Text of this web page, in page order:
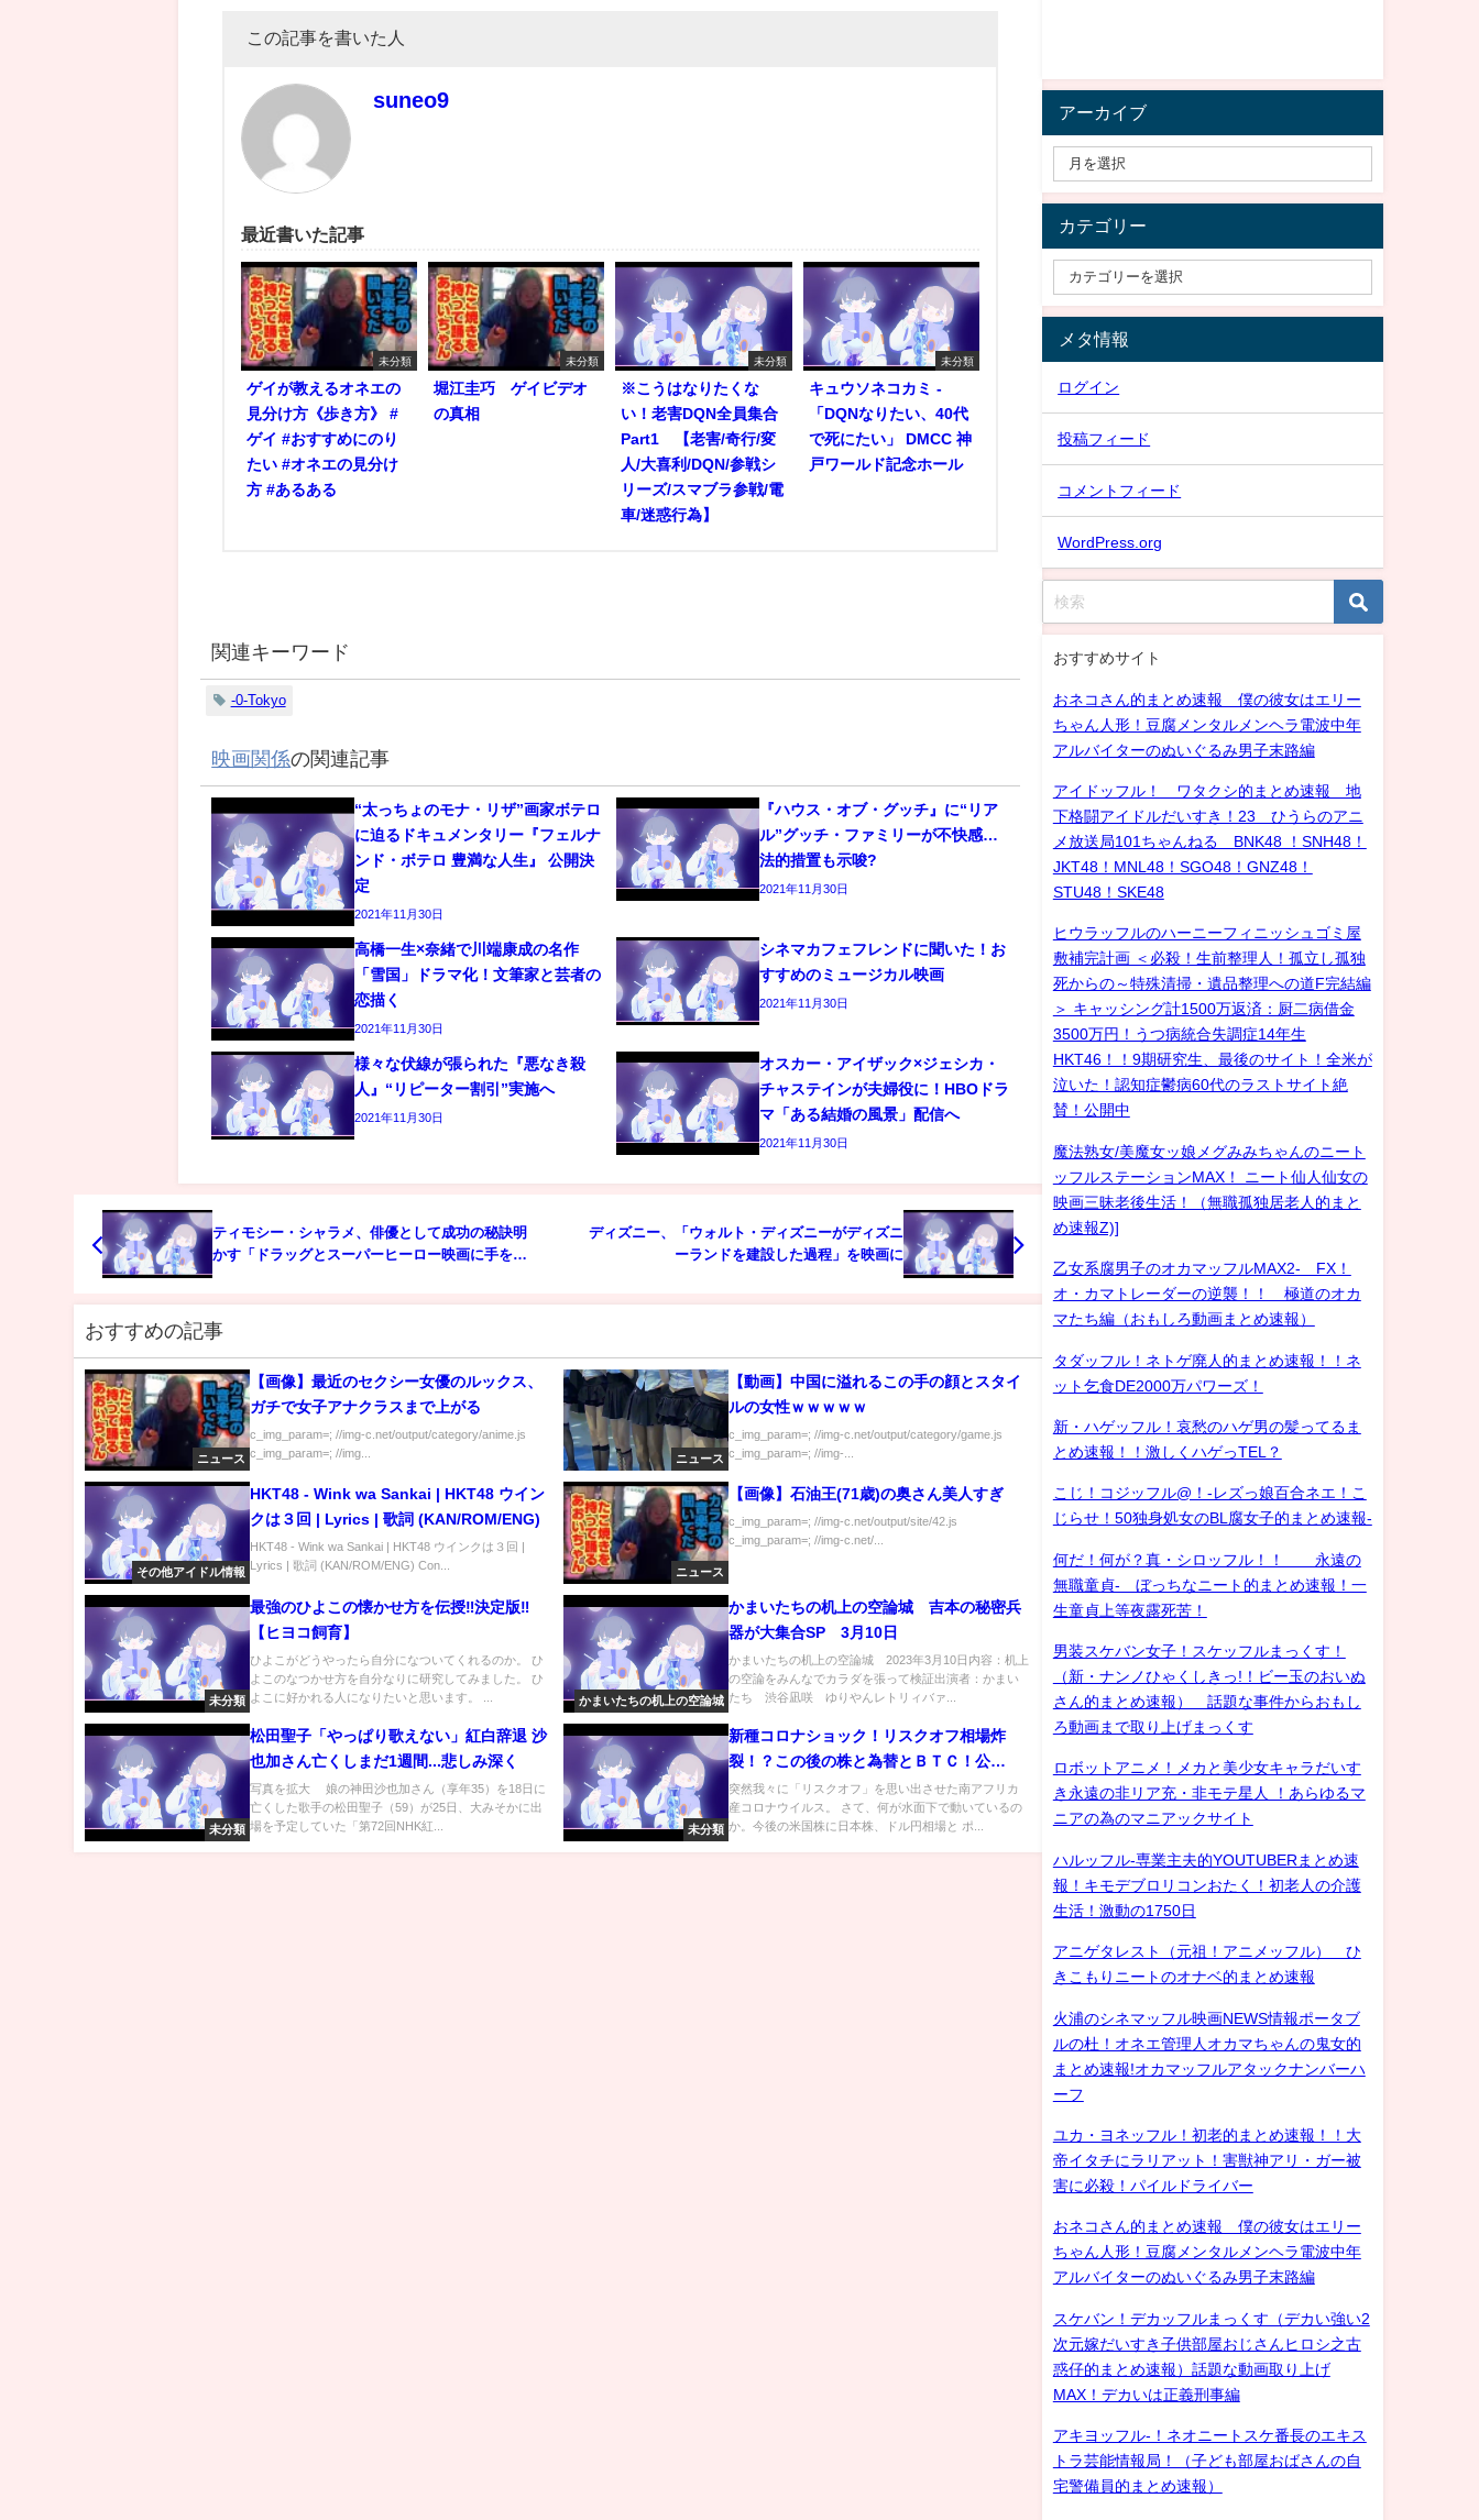
この記事を書いた人
suneo9
最近書いた記事
未分類
ゲイが教えるオネエの
見分け方《歩き方》 #
ゲイ #おすすめにのり
たい #オネエの見分け
方 #あるある
未分類
堀江圭巧 ゲイビデオ
の真相
未分類
※こうはなりたくな
い！老害DQN全員集合
Part1 【老害/奇行/変
人/大喜利/DQN/参戦シ
リーズ/スマブラ参戦/電
車/迷惑行為】
未分類
キュウソネコカミ -
「DQNなりたい、40代
で死にたい」 DMCC 神
戸ワールド記念ホール
関連キーワード
-0-Tokyo
映画関係の関連記事
“太っちょのモナ・リザ”画家ボテロ
に迫るドキュメンタリー『フェルナ
ンド・ボテロ 豊満な人生』 公開決
定
2021年11月30日
『ハウス・オブ・グッチ』に“リア
ル”グッチ・ファミリーが不快感…
法的措置も示唆?
2021年11月30日
高橋一生×奈緒で川端康成の名作
「雪国」ドラマ化！文筆家と芸者の
恋描く
2021年11月30日
シネマカフェフレンドに聞いた！お
すすめのミュージカル映画
2021年11月30日
様々な伏線が張られた『悪なき殺
人』“リピーター割引”実施へ
2021年11月30日
オスカー・アイザック×ジェシカ・
チャステインが夫婦役に！HBOドラ
マ「ある結婚の風景」配信へ
2021年11月30日
ティモシー・シャラメ、俳優として成功の秘訣明
かす「ドラッグとスーパーヒーロー映画に手を出
ディズニー、「ウォルト・ディズニーがディズニ
ーランドを建設した過程」を映画に
おすすめの記事
ニュース
【画像】最近のセクシー女優のルックス、
ガチで女子アナクラスまで上がる
c_img_param=; //img-c.net/output/category/anime.js
c_img_param=; //img...
ニュース
【動画】中国に溢れるこの手の顔とスタイ
ルの女性ｗｗｗｗｗ
c_img_param=; //img-c.net/output/category/game.js
c_img_param=; //img-...
その他アイドル情報
HKT48 - Wink wa Sankai | HKT48 ウイン
クは３回 | Lyrics | 歌詞 (KAN/ROM/ENG)
HKT48 - Wink wa Sankai | HKT48 ウインクは３回 |
Lyrics | 歌詞 (KAN/ROM/ENG) Con...
ニュース
【画像】石油王(71歳)の奥さん美人すぎ
c_img_param=; //img-c.net/output/site/42.js
c_img_param=; //img-c.net/...
未分類
最強のひよこの懐かせ方を伝授‼決定版‼
【ヒヨコ飼育】
ひよこがどうやったら自分になついてくれるのか。 ひ
よこのなつかせ方を自分なりに研究してみました。 ひ
よこに好かれる人になりたいと思います。 ...
かまいたちの机上の空論城
かまいたちの机上の空論城 吉本の秘密兵
器が大集合SP 3月10日
かまいたちの机上の空論城 2023年3月10日内容：机上
の空論をみんなでカラダを張って検証出演者：かまい
たち 渋谷凪咲 ゆりやんレトリィバァ...
未分類
松田聖子「やっぱり歌えない」紅白辞退 沙
也加さん亡くしまだ1週間...悲しみ深く
写真を拡大 娘の神田沙也加さん（享年35）を18日に
亡くした歌手の松田聖子（59）が25日、大みそかに出
場を予定していた「第72回NHK紅...
未分類
新種コロナショック！リスクオフ相場炸
裂！？この後の株と為替とＢＴＣ！公
開！！
突然我々に「リスクオフ」を思い出させた南アフリカ
産コロナウイルス。 さて、何が水面下で動いているの
か。今後の米国株に日本株、ドル円相場と ポ...
アーカイブ
カテゴリー
メタ情報
ログイン
投稿フィード
コメントフィード
WordPress.org
おすすめサイト
おネコさん的まとめ速報 僕の彼女はエリー
ちゃん人形！豆腐メンタルメンヘラ電波中年
アルバイターのぬいぐるみ男子末路編
アイドッフル！ ワタクシ的まとめ速報 地
下格闘アイドルだいすき！23 ひうらのアニ
メ放送局101ちゃんねる BNK48 ！SNH48！
JKT48！MNL48！SGO48！GNZ48！
STU48！SKE48
ヒウラッフルのハーニーフィニッシュゴミ屋
敷補完計画 ＜必殺！生前整理人！孤立し孤独
死からの～特殊清掃・遺品整理への道F完結編
＞ キャッシング計1500万返済：厨二病借金
3500万円！うつ病統合失調症14年生
HKT46！！9期研究生、最後のサイト！全米が
泣いた！認知症鬱病60代のラストサイト絶
賛！公開中
魔法熟女/美魔女ッ娘メグみみちゃんのニート
ッフルステーションMAX！ ニート仙人仙女の
映画三昧老後生活！（無職孤独居老人的まと
め速報Z)]
乙女系腐男子のオカマッフルMAX2- FX！
オ・カマトレーダーの逆襲！！ 極道のオカ
マたち編（おもしろ動画まとめ速報）
タダッフル！ネトゲ廃人的まとめ速報！！ネ
ット乞食DE2000万パワーズ！
新・ハゲッフル！哀愁のハゲ男の髪ってるま
とめ速報！！激しくハゲっTEL？
こじ！コジッフル@！-レズっ娘百合ネエ！こ
じらせ！50独身処女のBL腐女子的まとめ速報-
何だ！何が？真・シロッフル！！ 永遠の
無職童貞- ぼっちなニート的まとめ速報！一
生童貞上等夜露死苦！
男装スケバン女子！スケッフルまっくす！
（新・ナンノひゃくしきっ!！ビー玉のおいぬ
さん的まとめ速報） 話題な事件からおもし
ろ動画まで取り上げまっくす
ロボットアニメ！メカと美少女キャラだいす
き永遠の非リア充・非モテ星人 ！あらゆるマ
ニアの為のマニアックサイト
ハルッフル-専業主夫的YOUTUBERまとめ速
報！キモデブロリコンおたく！初老人の介護
生活！激動の1750日
アニゲタレスト（元祖！アニメッフル） ひ
きこもりニートのオナベ的まとめ速報
火浦のシネマッフル映画NEWS情報ポータブ
ルの杜！オネエ管理人オカマちゃんの鬼女的
まとめ速報!オカマッフルアタックナンバーハ
ーフ
ユカ・ヨネッフル！初老的まとめ速報！！大
帝イタチにラリアット！害獣神アリ・ガー被
害に必殺！パイルドライバー
おネコさん的まとめ速報 僕の彼女はエリー
ちゃん人形！豆腐メンタルメンヘラ電波中年
アルバイターのぬいぐるみ男子末路編
スケバン！デカッフルまっくす（デカい強い2
次元嫁だいすき子供部屋おじさんヒロシ之古
惑仔的まとめ速報）話題な動画取り上げ
MAX！デカいは正義刑事編
アキヨッフル-！ネオニートスケ番長のエキス
トラ芸能情報局！（子ども部屋おばさんの自
宅警備員的まとめ速報）